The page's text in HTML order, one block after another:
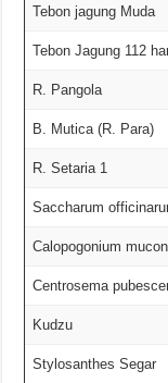
Tebon jagung Muda
Tebon Jagung 112
R. Pangola
B. Mutica (R. Para)
R. Setaria 1
Saccharum
Calopogonium
Centrosema
Kudzu
Stylosanthes Segar